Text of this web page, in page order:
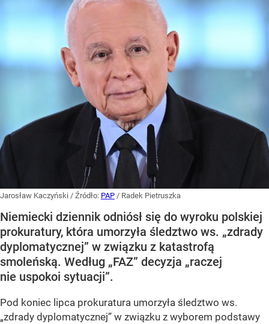
Jarosław Kaczyński / Źródło: PAP / Radek Pietruszka
Niemiecki dziennik odniósł się do wyroku polskiej
prokuratury, która umorzyła śledztwo ws. „zdrady
dyplomatycznej” w związku z katastrofą
smoleńską. Według „FAZ” decyzja „raczej
nie uspokoi sytuacji”.
Pod koniec lipca prokuratura umorzyła śledztwo ws.
„zdrady dyplomatycznej” w związku z wyborem podstawy